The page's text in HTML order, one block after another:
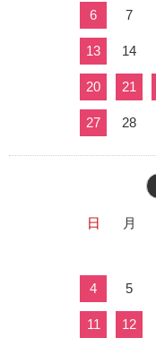
6 7
13 14
20 21
27 28
日 月
4 5
11 12